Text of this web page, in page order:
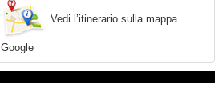
Vedi l’itinerario sulla mappa
Google